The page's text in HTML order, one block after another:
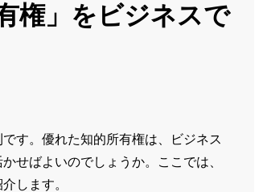
権」をビジネスで
す。優れた知的所有権は、ビジネス
せばよいのでしょうか。ここでは、
します。